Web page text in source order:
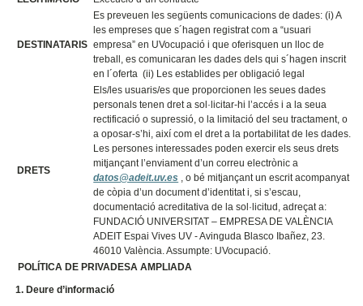
DESTINATARIS
Es preveuen les següents comunicacions de dades: (i) A
les empreses que s´hagen registrat com a “usuari
empresa” en UVocupació i que oferisquen un lloc de
treball, es comunicaran les dades dels qui s´hagen inscrit
en l´oferta (ii) Les establides per obligació legal
DRETS
Els/les usuaris/es que proporcionen les seues dades
personals tenen dret a sol·licitar-hi l’accés i a la seua
rectificació o supressió, o la limitació del seu tractament, o
a oposar-s’hi, així com el dret a la portabilitat de les dades.
Les persones interessades poden exercir els seus drets
mitjançant l’enviament d’un correu electrònic a
datos@adeit.uv.es , o bé mitjançant un escrit acompanyat
de còpia d’un document d’identitat i, si s’escau,
documentació acreditativa de la sol·licitud, adreçat a:
FUNDACIÓ UNIVERSITAT – EMPRESA DE VALÈNCIA
ADEIT Espai Vives UV - Avinguda Blasco Ibañez, 23.
46010 València. Assumpte: UVocupació.
POLÍTICA DE PRIVADESA AMPLIADA
1. Deure d’informació